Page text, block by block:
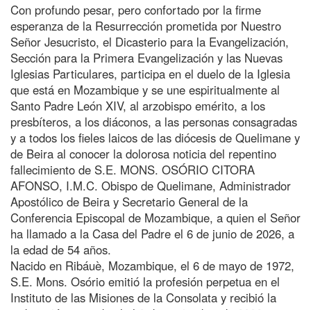
Con profundo pesar, pero confortado por la firme
esperanza de la Resurrección prometida por Nuestro
Señor Jesucristo, el Dicasterio para la Evangelización,
Sección para la Primera Evangelización y las Nuevas
Iglesias Particulares, participa en el duelo de la Iglesia
que está en Mozambique y se une espiritualmente al
Santo Padre León XIV, al arzobispo emérito, a los
presbíteros, a los diáconos, a las personas consagradas
y a todos los fieles laicos de las diócesis de Quelimane y
de Beira al conocer la dolorosa noticia del repentino
fallecimiento de S.E. MONS. OSÓRIO CITORA
AFONSO, I.M.C. Obispo de Quelimane, Administrador
Apostólico de Beira y Secretario General de la
Conferencia Episcopal de Mozambique, a quien el Señor
ha llamado a la Casa del Padre el 6 de junio de 2026, a
la edad de 54 años.
Nacido en Ribáuè, Mozambique, el 6 de mayo de 1972,
S.E. Mons. Osório emitió la profesión perpetua en el
Instituto de las Misiones de la Consolata y recibió la